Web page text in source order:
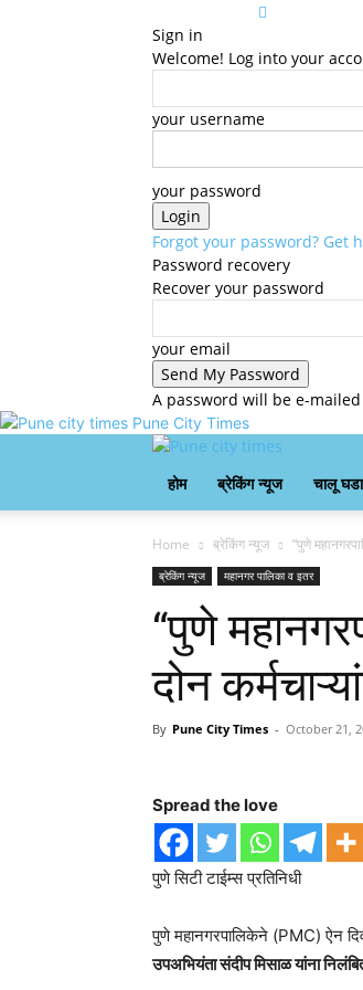
Sign in
Welcome! Log into your
your username
your password
Forgot your password? Get
Password recovery
Recover your password
your email
A password will be e-
Pune City Times
होम ब्रेकिंग न्यूज चालू
Home ब्रेकिंग न्यूज “पुणे
ब्रेकिंग न्यूज महानगर पालिका व इतर
“पुणे
दोन
By Pune City Times - October 21,
Spread the love
पुणे सिटी टाईम्स प्रतिनिधी
पुणे महानगरपालिकेने (PMC) ऐन
उपअभियंता संदीप मिसाळ यांना